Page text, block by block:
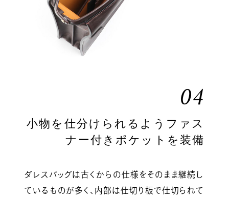
04
小物を仕分けられるようファス
ナー付きポケットを装備
ダレスバッグは古くからの仕様をそのまま継続し
ているものが多く、内部は仕切り板で仕切られて